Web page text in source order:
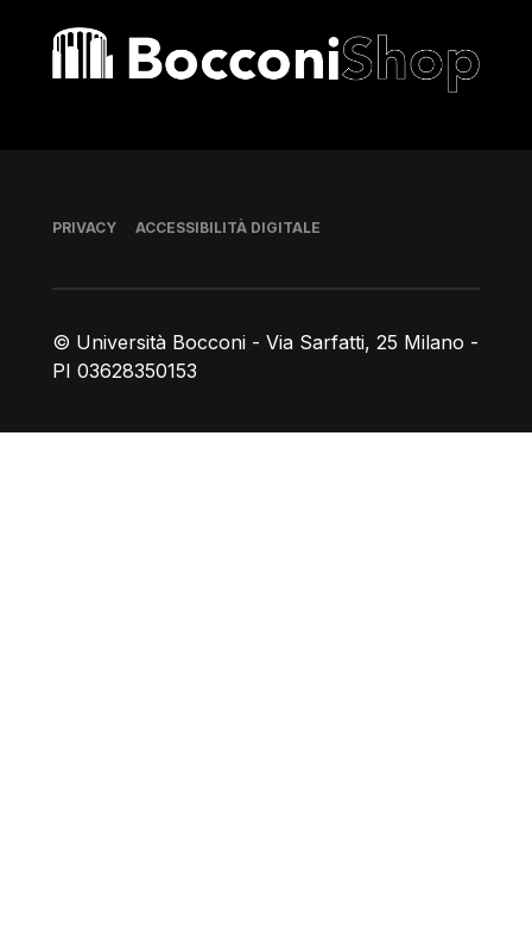
Bocconi shop
© Università Bocconi - Via Sarfatti, 25 Milano -
PI 03628350153
Piè di pagina
PRIVACY ACCESSIBILITÀ DIGITALE